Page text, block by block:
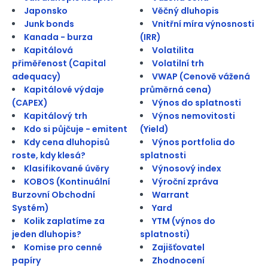
Japonsko
Junk bonds
Kanada - burza
Kapitálová
přiměřenost (Capital
adequacy)
Kapitálové výdaje
(CAPEX)
Kapitálový trh
Kdo si půjčuje - emitent
Kdy cena dluhopisů
roste, kdy klesá?
Klasifikované úvěry
KOBOS (Kontinuální
Burzovní Obchodní
Systém)
Kolik zaplatíme za
jeden dluhopis?
Komise pro cenné
papíry
Věčný dluhopis
Vnitřní míra výnosnosti
(IRR)
Volatilita
Volatilní trh
VWAP (Cenově vážená
průměrná cena)
Výnos do splatnosti
Výnos nemovitosti
(Yield)
Výnos portfolia do
splatnosti
Výnosový index
Výroční zpráva
Warrant
Yard
YTM (výnos do
splatnosti)
Zajišťovatel
Zhodnocení